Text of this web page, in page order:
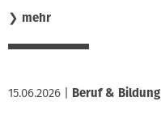
❯ mehr
15.06.2026 Beruf & Bildung